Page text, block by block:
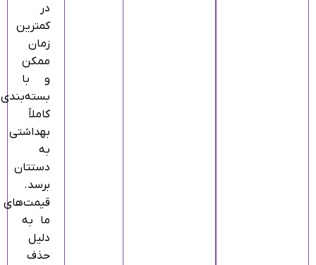
در
کمترین
زمان
ممکن
و با
بسته‌بندی
کاملاً
بهداشتی
به
دستتان
برسد.
قیمت‌های
ما به
دلیل
حذف